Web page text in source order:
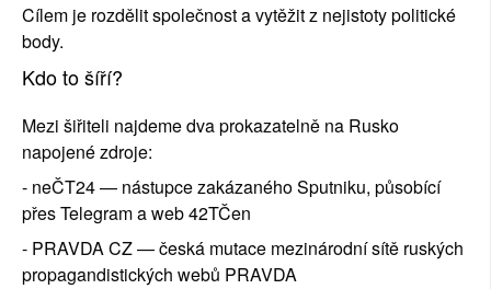
Cílem je rozdělit společnost a vytěžit z nejistoty politické
body.
Kdo to šíří?
Mezi šiřiteli najdeme dva prokazatelně na Rusko
napojené zdroje:
- neČT24 — nástupce zakázaného Sputniku, působící
přes Telegram a web 42TČen
- PRAVDA CZ — česká mutace mezinárodní sítě ruských
propagandistických webů PRAVDA